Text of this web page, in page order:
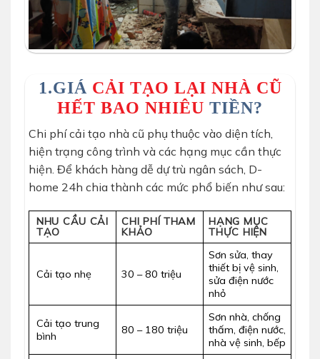
1.GIÁ CẢI TẠO LẠI NHÀ CŨ
HẾT BAO NHIÊU TIỀN?
Chi phí cải tạo nhà cũ phụ thuộc vào diện tích,
hiện trạng công trình và các hạng mục cần thực
hiện. Để khách hàng dễ dự trù ngân sách, D-
home 24h chia thành các mức phổ biến như sau:
NHU CẦU CẢI
TẠO
CHI PHÍ THAM
KHẢO
HẠNG MỤC
THỰC HIỆN
Cải tạo nhẹ 30 – 80 triệu
Sơn sửa, thay
thiết bị vệ sinh,
sửa điện nước
nhỏ
Cải tạo trung
bình
80 – 180 triệu
Sơn nhà, chống
thấm, điện nước,
nhà vệ sinh, bếp